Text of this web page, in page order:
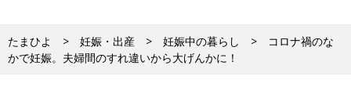
たまひよ 妊娠・出産 妊娠中の暮らし
コロナ禍のな
かで妊娠。夫婦間のすれ違いから大げんかに！